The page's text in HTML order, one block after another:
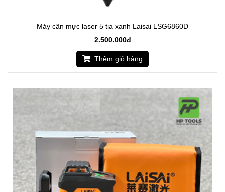
Máy cân mực laser 5 tia xanh Laisai LSG6860D
2.500.000đ
Thêm giỏ hàng